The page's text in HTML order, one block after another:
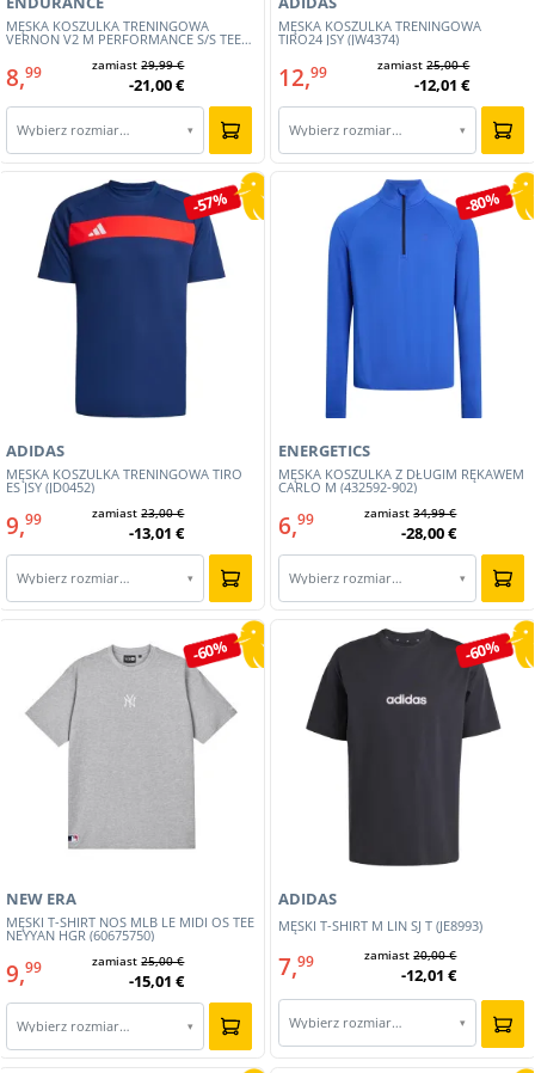
MĘSKA KOSZULKA TRENINGOWA
VERNON V2 M PERFORMANCE S/S TEE
8,99 zamiast29,99 €
-21,00 €
Wybierz rozmiar… ▾
MĘSKA KOSZULKA TRENINGOWA
TIRO24 JSY (JW4374)
12,99 zamiast25,00 €
-12,01 €
Wybierz rozmiar… ▾
-57%
MĘSKA KOSZULKA TRENINGOWA TIRO
ES JSY (JD0452)
ADIDAS
9,99 zamiast23,00 €
-13,01 €
Wybierz rozmiar… ▾
-80%
MĘSKA KOSZULKA Z DŁUGIM RĘKAWEM
CARLO M (432592-902)
ENERGETICS
6,99 zamiast34,99 €
-28,00 €
Wybierz rozmiar… ▾
-60%
MĘSKI T-SHIRT NOS MLB LE MIDI OS TEE
NEYYAN HGR (60675750)
NEW ERA
9,99 zamiast25,00 €
-15,01 €
Wybierz rozmiar… ▾
-60%
MĘSKI T-SHIRT M LIN SJ T (JE8993)
ADIDAS
7,99 zamiast20,00 €
-12,01 €
Wybierz rozmiar… ▾